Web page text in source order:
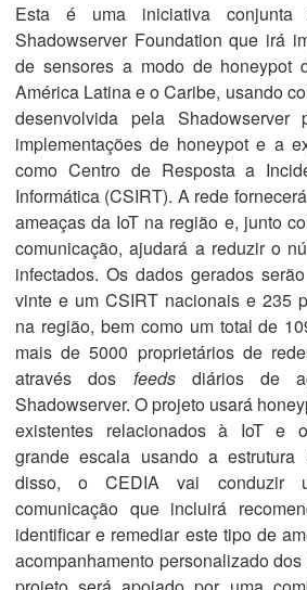
Esta é uma iniciativa
Shadowserver Foundation que irá
de sensores a modo de honeypot
América Latina e o Caribe, usando
desenvolvida pela Shadowserver
implementações de honeypot e a
como Centro de Resposta a
Informática (CSIRT). A rede
ameaças da IoT na região e, junto
comunicação, ajudará a reduzir o
infectados. Os dados gerados
vinte e um CSIRT nacionais e 235
na região, bem como um total de
mais de 5000 proprietários de
através dos feedsdiários de
Shadowserver. O projeto usará
existentes relacionados à IoT e
grande escala usando a estrutura
disso, o CEDIA vai conduzir
comunicação que incluirá
identificar e remediar este tipo de
acompanhamento personalizado